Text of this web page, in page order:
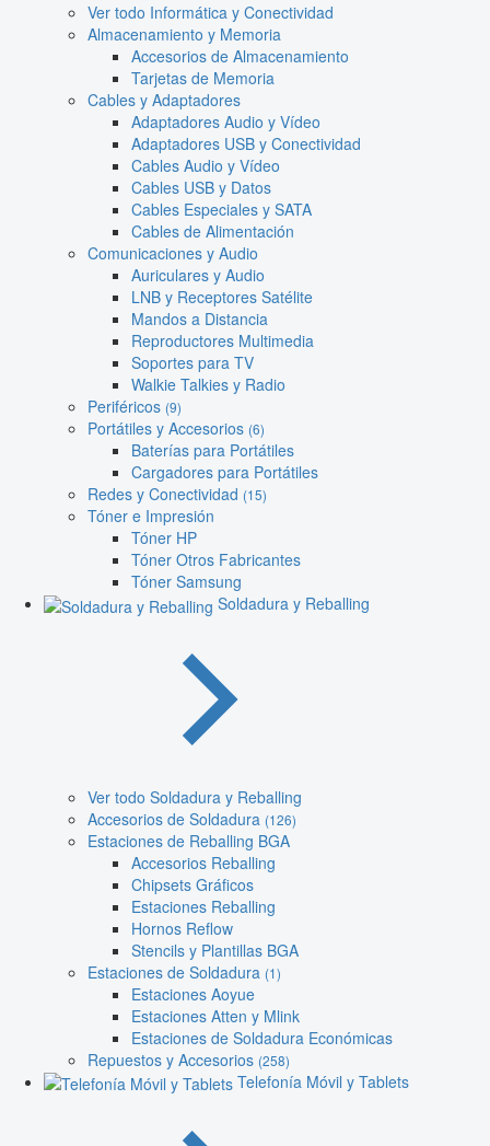
Ver todo Informática y Conectividad
Almacenamiento y Memoria
Accesorios de Almacenamiento
Tarjetas de Memoria
Cables y Adaptadores
Adaptadores Audio y Vídeo
Adaptadores USB y Conectividad
Cables Audio y Vídeo
Cables USB y Datos
Cables Especiales y SATA
Cables de Alimentación
Comunicaciones y Audio
Auriculares y Audio
LNB y Receptores Satélite
Mandos a Distancia
Reproductores Multimedia
Soportes para TV
Walkie Talkies y Radio
Periféricos (9)
Portátiles y Accesorios (6)
Baterías para Portátiles
Cargadores para Portátiles
Redes y Conectividad (15)
Tóner e Impresión
Tóner HP
Tóner Otros Fabricantes
Tóner Samsung
Soldadura y Reballing
Ver todo Soldadura y Reballing
Accesorios de Soldadura (126)
Estaciones de Reballing BGA
Accesorios Reballing
Chipsets Gráficos
Estaciones Reballing
Hornos Reflow
Stencils y Plantillas BGA
Estaciones de Soldadura (1)
Estaciones Aoyue
Estaciones Atten y Mlink
Estaciones de Soldadura Económicas
Repuestos y Accesorios (258)
Telefonía Móvil y Tablets